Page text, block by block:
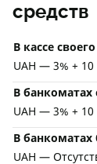
средств
В кассе
UAH — 3% + 10
В банкоматах
UAH — 3% + 10
В банкоматах
UAH —